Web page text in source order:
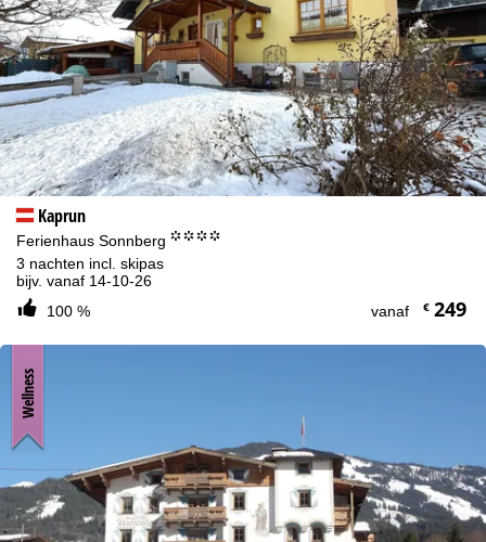
Kaprun
Ferienhaus Sonnberg °°°°
3 nachten incl. skipas
bijv. vanaf 14-10-26
100 %
vanaf €249
Wellness